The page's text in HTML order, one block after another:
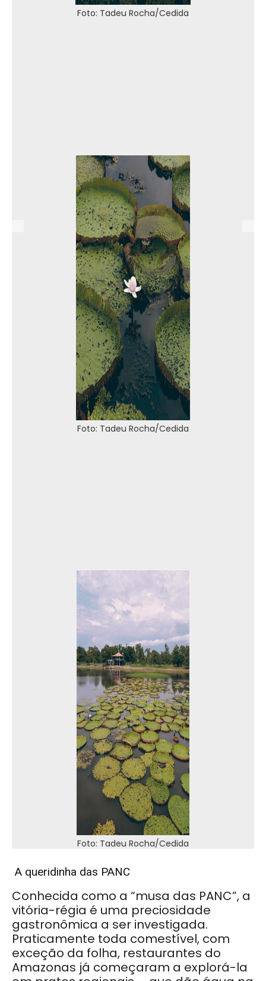
Foto: Tadeu Rocha/Cedida
Foto: Tadeu Rocha/Cedida
Foto: Tadeu Rocha/Cedida
A queridinha das PANC
Conhecida como a “musa das PANC”, a
vitória-régia é uma preciosidade
gastronômica a ser investigada.
Praticamente toda comestível, com
exceção da folha, restaurantes do
Amazonas já começaram a explorá-la